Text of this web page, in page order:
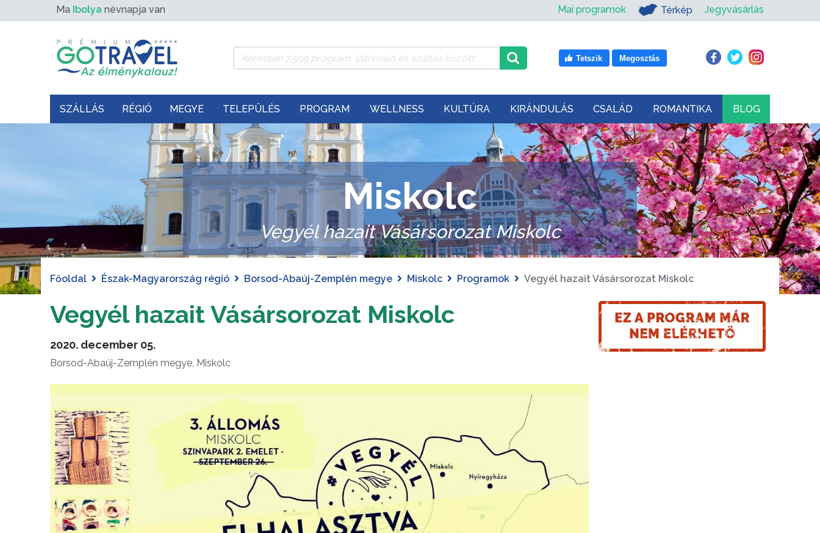
Ma Ibolya névnapja van Mai programok Térkép Jegyvásárlás
Tetszik Megosztás
SZÁLLÁS RÉGIÓ MEGYE TELEPÜLÉS PROGRAM WELLNESS KULTÚRA KIRÁNDULÁS CSALÁD ROMANTIKA BLOG
Miskolc
Vegyél hazait Vásársorozat Miskolc
Főoldal Észak-Magyarország régió Borsod-Abaúj-Zemplén megye Miskolc Programok Vegyél hazait Vásársorozat Miskolc
Vegyél hazait Vásársorozat Miskolc
2020. december 05.
Borsod-Abaúj-Zemplén megye, Miskolc